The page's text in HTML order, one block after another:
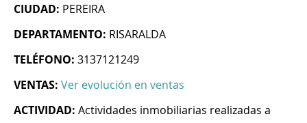
CIUDAD: PEREIRA
DEPARTAMENTO: RISARALDA
TELÉFONO: 3137121249
VENTAS: Ver evolución en ventas
ACTIVIDAD: Actividades inmobiliarias realizadas a